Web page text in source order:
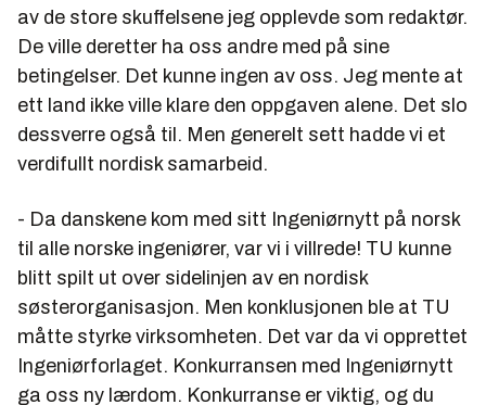
av de store skuffelsene jeg opplevde som redaktør.
De ville deretter ha oss andre med på sine
betingelser. Det kunne ingen av oss. Jeg mente at
ett land ikke ville klare den oppgaven alene. Det slo
dessverre også til. Men generelt sett hadde vi et
verdifullt nordisk samarbeid.
- Da danskene kom med sitt Ingeniørnytt på norsk
til alle norske ingeniører, var vi i villrede! TU kunne
blitt spilt ut over sidelinjen av en nordisk
søsterorganisasjon. Men konklusjonen ble at TU
måtte styrke virksomheten. Det var da vi opprettet
Ingeniørforlaget. Konkurransen med Ingeniørnytt
ga oss ny lærdom. Konkurranse er viktig, og du